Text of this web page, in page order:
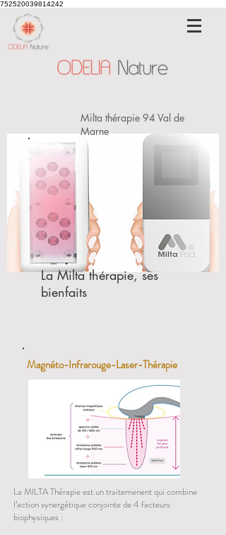
752520039814242
Milta thérapie 94 Val de
Marne
La Milta thérapie, ses
bienfaits
Magnéto-Infrarouge-Laser-Thérapie
La MILTA Thérapie est un traitemenent qui combine
l’action synergétique conjointe de 4 facteurs
biophysiques :